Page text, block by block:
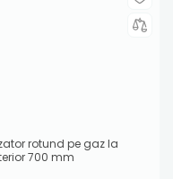
rotund pe gaz la
700 mm